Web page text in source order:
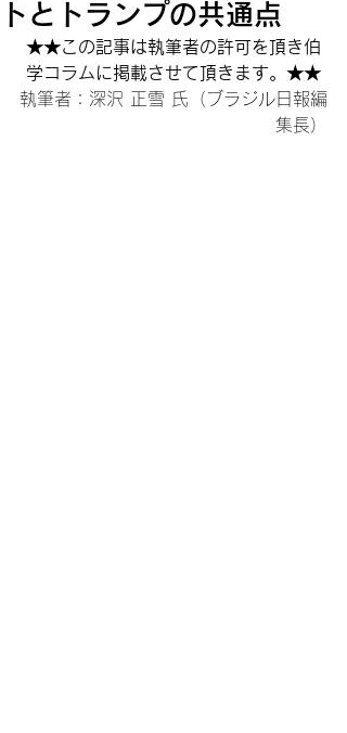
トとトランプの共通点
★★この記事は執筆者の許可を頂き伯
学コラムに掲載させて頂きます。★★
執筆者：深沢 正雪 氏（ブラジル日報編
集長）